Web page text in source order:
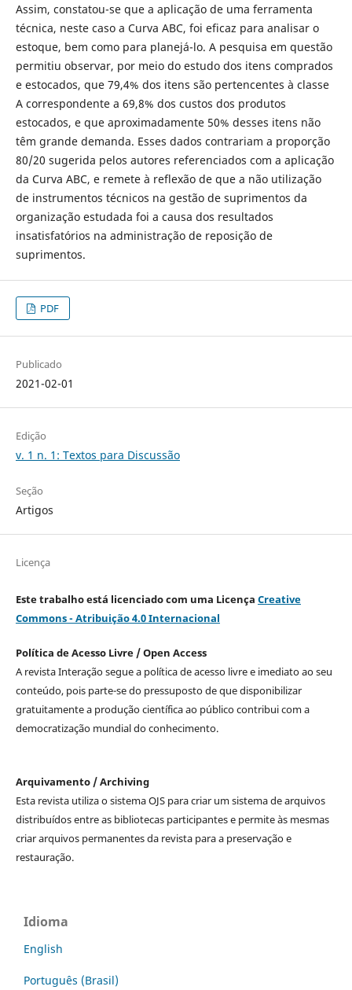
Assim, constatou-se que a aplicação de uma ferramenta
técnica, neste caso a Curva ABC, foi eficaz para analisar o
estoque, bem como para planejá-lo. A pesquisa em questão
permitiu observar, por meio do estudo dos itens comprados
e estocados, que 79,4% dos itens são pertencentes à classe
A correspondente a 69,8% dos custos dos produtos
estocados, e que aproximadamente 50% desses itens não
têm grande demanda. Esses dados contrariam a proporção
80/20 sugerida pelos autores referenciados com a aplicação
da Curva ABC, e remete à reflexão de que a não utilização
de instrumentos técnicos na gestão de suprimentos da
organização estudada foi a causa dos resultados
insatisfatórios na administração de reposição de
suprimentos.
PDF
Publicado
2021-02-01
Edição
v. 1 n. 1: Textos para Discussão
Seção
Artigos
Licença
Este trabalho está licenciado com uma Licença Creative
Commons - Atribuição 4.0 Internacional
Política de Acesso Livre / Open Access
A revista Interação segue a política de acesso livre e imediato ao seu
conteúdo, pois parte-se do pressuposto de que disponibilizar
gratuitamente a produção científica ao público contribui com a
democratização mundial do conhecimento.
Arquivamento / Archiving
Esta revista utiliza o sistema OJS para criar um sistema de arquivos
distribuídos entre as bibliotecas participantes e permite às mesmas
criar arquivos permanentes da revista para a preservação e
restauração.
Idioma
English
Português (Brasil)